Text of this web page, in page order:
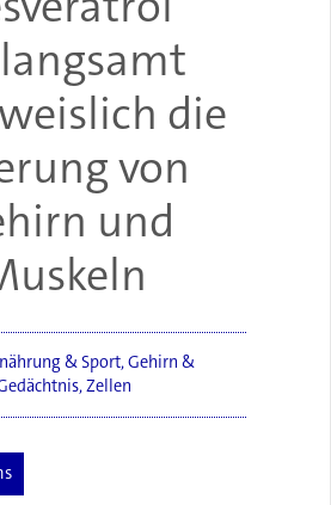
die
von
und
& Sport,Gehirn &
,Zellen